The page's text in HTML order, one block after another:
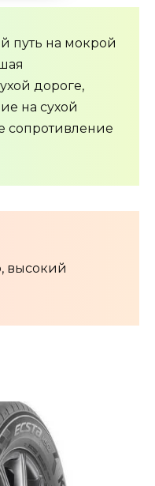
путь на мокрой
дороге,
на сухой
сопротивление
высокий